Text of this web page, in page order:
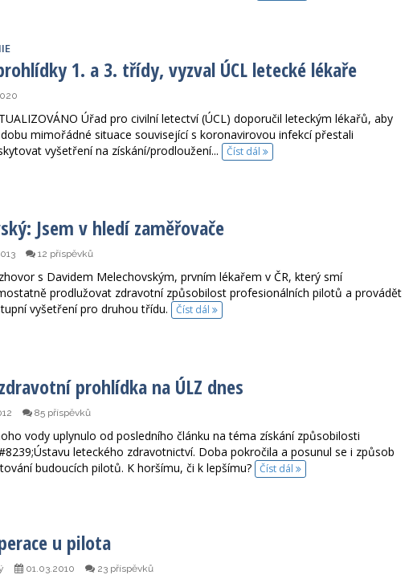
1. a 3. třídy, vyzval ÚCL letecké lékaře
Úřad pro civilní letectví (ÚCL) doporučil leteckým lékařů, aby
mimořádné situace související s koronavirovou infekcí přestali
vyšetření na získání/prodloužení...
Číst dál
Jsem v hledí zaměřovače
12 příspěvků
s Davidem Melechovským, prvním lékařem v ČR, který smí
prodlužovat zdravotní způsobilost profesionálních pilotů a provádět
vyšetření pro druhou třídu.
Číst dál
prohlídka na ÚLZ dnes
85 příspěvků
vody uplynulo od posledního článku na téma získání způsobilosti
leteckého zdravotnictví. Doba pokročila a posunul se i způsob
budoucích pilotů. K horšímu, či k lepšímu? Číst dál
u pilota
01.03.2010 23 příspěvků